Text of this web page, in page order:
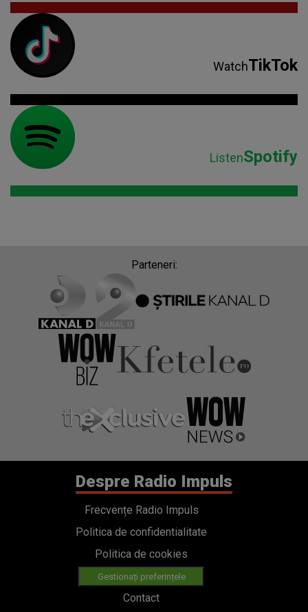
WatchTikTok
ListenSpotify
Parteneri:
Despre Radio Impuls
Frecvențe Radio Impuls
Politica de confidentialitate
Politica de cookies
Gestionați preferințele
Contact